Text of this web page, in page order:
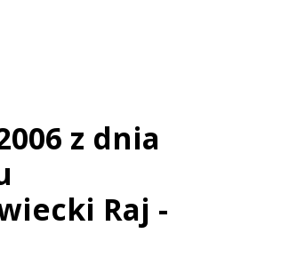
z dnia
Raj -